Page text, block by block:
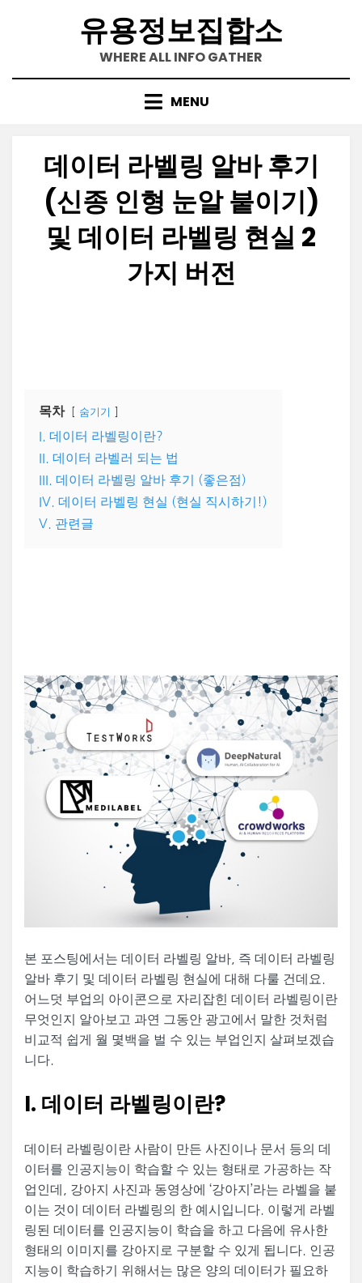
유용정보집합소
WHERE ALL INFO GATHER
MENU
데이터 라벨링 알바 후기
(신종 인형 눈알 붙이기)
및 데이터 라벨링 현실 2
가지 버전
목차 숨기기
I. 데이터 라벨링이란?
II. 데이터 라벨러 되는 법
III. 데이터 라벨링 알바 후기 (좋은점)
IV. 데이터 라벨링 현실 (현실 직시하기!)
V. 관련글
본 포스팅에서는 데이터 라벨링 알바, 즉 데이터 라벨링
알바 후기 및 데이터 라벨링 현실에 대해 다룰 건데요.
어느덧 부업의 아이콘으로 자리잡힌 데이터 라벨링이란
무엇인지 알아보고 과연 그동안 광고에서 말한 것처럼
비교적 쉽게 월 몇백을 벌 수 있는 부업인지 살펴보겠습
니다.
I. 데이터 라벨링이란?
데이터 라벨링이란 사람이 만든 사진이나 문서 등의 데
이터를 인공지능이 학습할 수 있는 형태로 가공하는 작
업인데, 강아지 사진과 동영상에 ‘강아지’라는 라벨을 붙
이는 것이 데이터 라벨링의 한 예시입니다. 이렇게 라벨
링된 데이터를 인공지능이 학습을 하고 다음에 유사한
형태의 이미지를 강아지로 구분할 수 있게 됩니다. 인공
지능이 학습하기 위해서는 많은 양의 데이터가 필요하